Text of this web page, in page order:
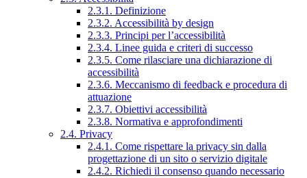
2.3.1. Definizione
2.3.2. Accessibilità by design
2.3.3. Principi per l’accessibilità
2.3.4. Linee guida e criteri di successo
2.3.5. Come rilasciare una dichiarazione di
accessibilità
2.3.6. Meccanismo di feedback e procedura di
attuazione
2.3.7. Obiettivi accessibilità
2.3.8. Normativa e approfondimenti
2.4. Privacy
2.4.1. Come rispettare la privacy sin dalla
progettazione di un sito o servizio digitale
2.4.2. Richiedi il consenso quando necessario